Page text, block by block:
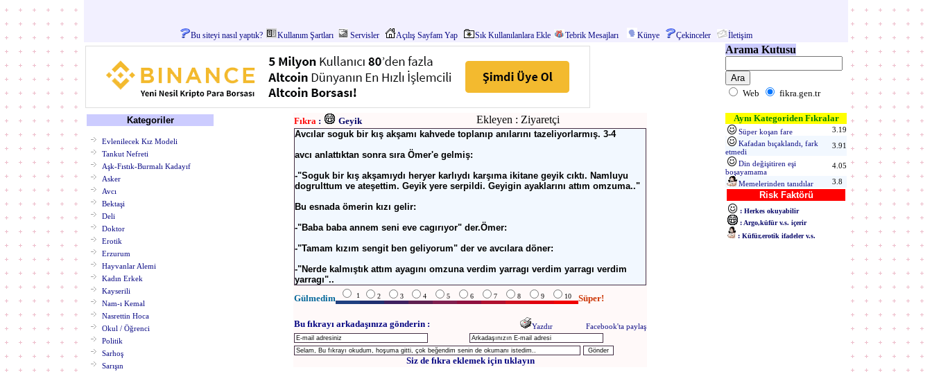
Bu siteyi nasıl yaptık? Kullanım Şartları Servisler Açılış Sayfam Yap Sık Kullanılanlara Ekle Tebrik Mesajları Künye Çekinceler İletişim
Arama Kutusu
Web fikra.gen.tr
Kategoriler
Evlenilecek Kız Modeli
Tankut Nefreti
Aşk-Fıstık-Burmalı Kadayıf
Asker
Avcı
Bektaşi
Deli
Doktor
Erotik
Erzurum
Hayvanlar Alemi
Kadın Erkek
Kayserili
Nam-ı Kemal
Nasrettin Hoca
Okul / Öğrenci
Politik
Sarhoş
Sarışın
Fıkra : Geyik Ekleyen : Ziyaretçi
Avcılar soguk bir kış akşamı kahvede toplanıp anılarını tazeliyorlarmış. 3-4
avcı anlattıktan sonra sıra Ömer'e gelmiş:
-"Soguk bir kış akşamıydı heryer karlıydı karşıma ikitane geyik cıktı. Namluyu
dogrulttum ve ateşettim. Geyik yere serpildi. Geyigin ayaklarını attım omzuma.."
Bu esnada ömerin kızı gelir:
-"Baba baba annem seni eve cagırıyor" der.Ömer:
-"Tamam kızım sengit ben geliyorum" der ve avcılara döner:
-"Nerde kalmıştık attım ayagını omzuna verdim yarragı verdim yarragı verdim
yarragı"..
Gülmedim
1 2 3 4 5 6 7 8 9 10 Süper!
Bu fıkrayı arkadaşınıza gönderin : Yazdır Facebook'ta paylaş
Siz de fıkra eklemek için tıklayın
Aynı Kategoriden Fıkralar
Süper koşan fare
3.19
Kafadan bıçaklandı, fark
etmedi
3.91
Din değişitiren eşi
boşayamama
4.05
Memelerinden tanıdılar 3.8
Risk Faktörü
: Herkes okuyabilir
: Argo,küfür v.s. içerir
: Küfür,erotik ifadeler v.s.